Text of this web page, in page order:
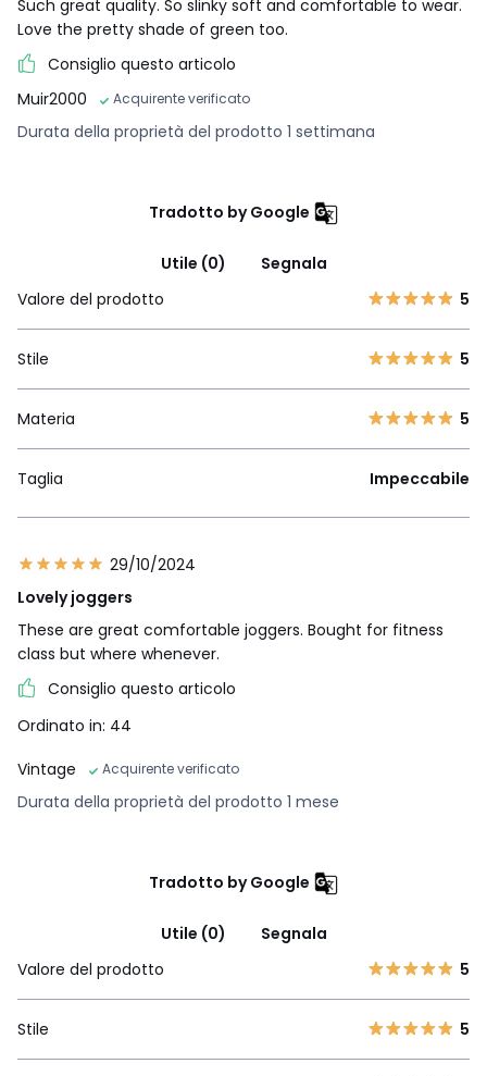
Such great quality. So slinky soft and comfortable to wear.
Love the pretty shade of green too.
Consiglio questo articolo
Muir2000
Acquirente verificato
Durata della proprietà del prodotto 1 settimana
Tradotto by Google
Utile (0)
Segnala
Valore del prodotto
5
Stile 5
Materia 5
Taglia Impeccabile
29/10/2024
Lovely joggers
These are great comfortable joggers. Bought for fitness
class but where whenever.
Consiglio questo articolo
Ordinato in: 44
Vintage
Acquirente verificato
Durata della proprietà del prodotto 1 mese
Tradotto by Google
Utile (0)
Segnala
Valore del prodotto
5
Stile 5